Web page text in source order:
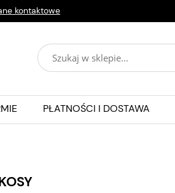
kontaktowe
PŁATNOŚCI I DOSTAWA